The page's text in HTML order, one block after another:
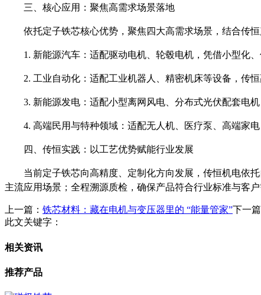
三、核心应用：聚焦高需求场景落地
依托定子铁芯核心优势，聚焦四大高需求场景，结合传
1. 新能源汽车：适配驱动电机、轮毂电机，凭借小型化
2. 工业自动化：适配工业机器人、精密机床等设备，传
3. 新能源发电：适配小型离网风电、分布式光伏配套电
4. 高端民用与特种领域：适配无人机、医疗泵、高端家
四、传恒实践：以工艺优势赋能行业发展
当前定子铁芯向高精度、定制化方向发展，传恒机电依
主流应用场景；全程溯源质检，确保产品符合行业标准与客
上一篇： 铁芯材料：藏在电机与变压器里的 “能量管家”下一篇
此文关键字：
相关资讯
推荐产品